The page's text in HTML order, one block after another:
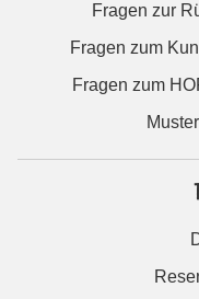
Fragen zur
Fragen zum
Fragen zum